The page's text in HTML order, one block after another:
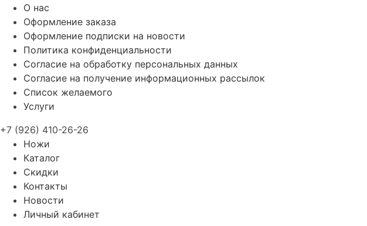
О нас
Оформление заказа
Оформление подписки на новости
Политика конфиденциальности
Согласие на обработку персональных данных
Согласие на получение информационных рассылок
Список желаемого
Услуги
+7 (926) 410-26-26
Ножи
Каталог
Скидки
Контакты
Новости
Личный кабинет